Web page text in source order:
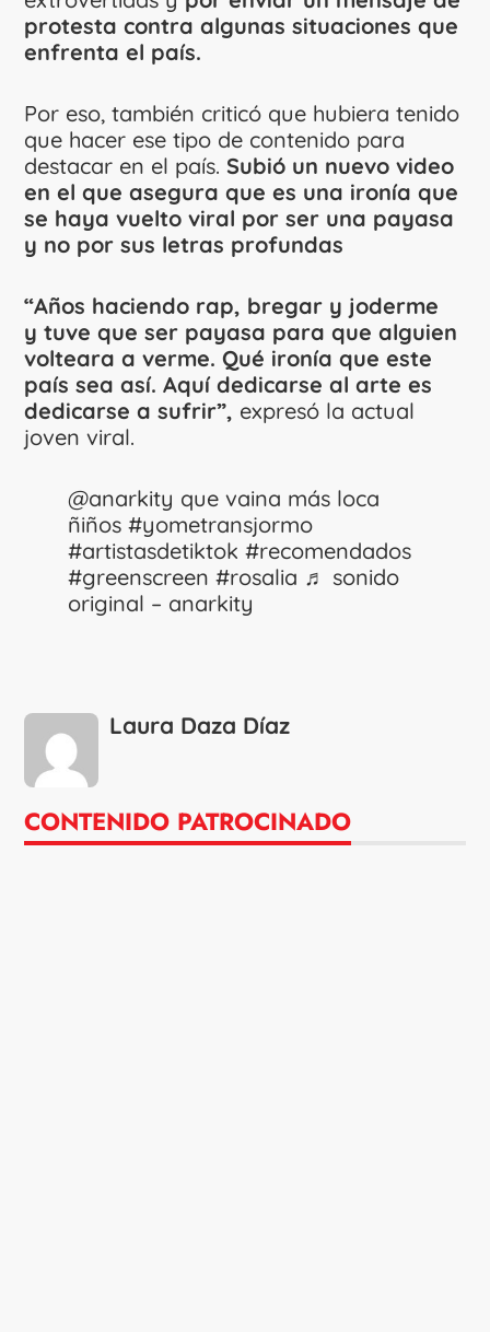
protesta contra algunas situaciones que
enfrenta el país.
Por eso, también criticó que hubiera tenido
que hacer ese tipo de contenido para
destacar en el país.Subió un nuevo video
en el que asegura que es una ironía que
se haya vuelto viral por ser una payasa
y no por sus letras profundas
“Años haciendo rap, bregar y joderme
y tuve que ser payasa para que alguien
volteara a verme. Qué ironía que este
país sea así. Aquí dedicarse al arte es
dedicarse a sufrir”, expresó la actual
joven viral.
@anarkity que vaina más loca
ñiños#yometransjormo
#artistasdetiktok #recomendados
#greenscreen #rosalia ♬ sonido
original – anarkity
Laura Daza Díaz
CONTENIDO PATROCINADO